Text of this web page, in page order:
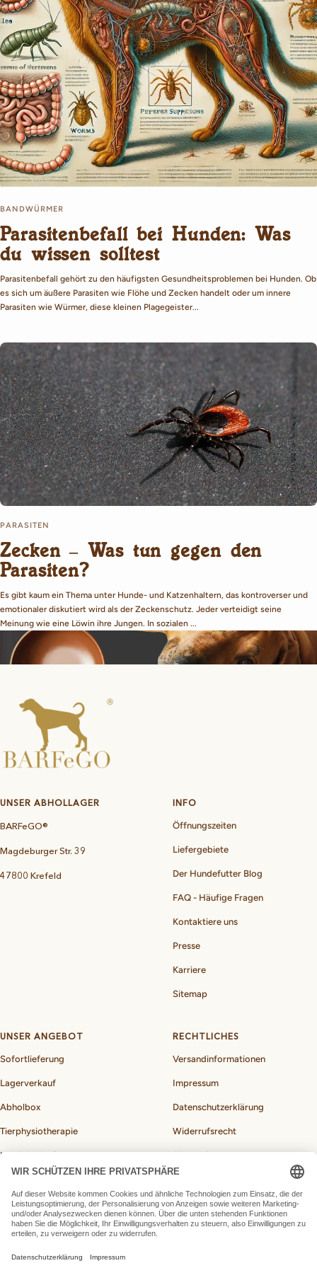
BANDWÜRMER
Parasitenbefall bei Hunden: Was
du wissen solltest
Parasitenbefall gehört zu den häufigsten Gesundheitsproblemen bei Hunden. Ob
es sich um äußere Parasiten wie Flöhe und Zecken handelt oder um innere
Parasiten wie Würmer, diese kleinen Plagegeister...
PARASITEN
Zecken – Was tun gegen den
Parasiten?
Es gibt kaum ein Thema unter Hunde- und Katzenhaltern, das kontroverser und
emotionaler diskutiert wird als der Zeckenschutz. Jeder verteidigt seine
Meinung wie eine Löwin ihre Jungen. In sozialen ...
UNSER ABHOLLAGER
BARFeGO®
Magdeburger Str. 39
47800 Krefeld
INFO
Öffnungszeiten
Liefergebiete
Der Hundefutter Blog
FAQ - Häufige Fragen
Kontaktiere uns
Presse
Karriere
Sitemap
UNSER ANGEBOT
Sofortlieferung
Lagerverkauf
Abholbox
Tierphysiotherapie
Hundebedarf
RECHTLICHES
Versandinformationen
Impressum
Datenschutzerklärung
Widerrufsrecht
Allgemeine
Geschäftsbedingungen
Vertrag widerrufen
Deutschland (EUR €)